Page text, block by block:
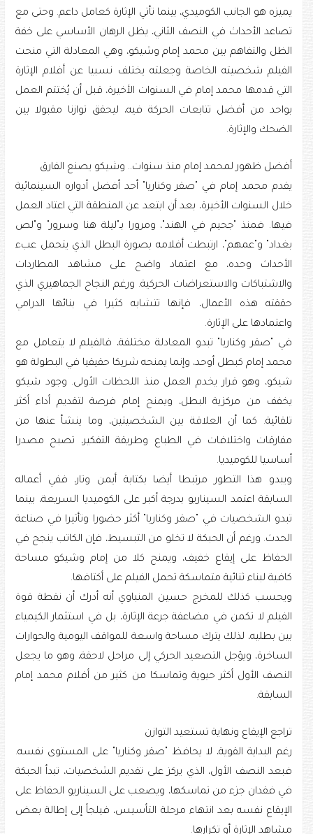
يميزه هو الجانب الكوميدي، بينما تأتي الإثارة كعامل داعم. وحتى مع
تصاعد الأحداث في النصف الثاني، يظل الرهان الأساسي على خفة
الظل والتفاهم بين محمد إمام وشيكو، وهي المعادلة التي منحت
الفيلم شخصيته الخاصة وجعلته يختلف نسبيا عن أفلام الإثارة
التي قدمها محمد إمام في السنوات الأخيرة، قبل أن يُختتم العمل
بواحد من أفضل تتابعات الحركة فيه، ليحقق توازنا مقبولا بين
الضحك والإثارة.
أفضل ظهور لمحمد إمام منذ سنوات.. وشيكو يصنع الفارق
يقدم محمد إمام في "صقر وكناريا" أحد أفضل أدواره السينمائية
خلال السنوات الأخيرة، بعد أن ابتعد عن المنطقة التي اعتاد العمل
فيها. فمنذ "جحيم في الهند"، ومرورا بـ"ليلة هنا وسرور" و"لص
بغداد" و"عمهم"، ارتبطت أفلامه بصورة البطل الذي يتحمل عبء
الأحداث وحده، مع اعتماد واضح على مشاهد المطاردات
والاشتباكات والاستعراضات الحركية. ورغم النجاح الجماهيري الذي
حققته هذه الأعمال، فإنها تتشابه كثيرا في بنائها الدرامي
واعتمادها على الإثارة.
في "صقر وكناريا" تبدو المعادلة مختلفة، فالفيلم لا يتعامل مع
محمد إمام كبطل أوحد، وإنما يمنحه شريكا حقيقيا في البطولة هو
شيكو، وهو قرار يخدم العمل منذ اللحظات الأولى. وجود شيكو
يخفف من مركزية البطل، ويمنح إمام فرصة لتقديم أداء أكثر
تلقائية. كما أن العلاقة بين الشخصيتين، وما ينشأ عنها من
مفارقات واختلافات في الطباع وطريقة التفكير، تصبح مصدرا
أساسيا للكوميديا.
ويبدو هذا التطور مرتبطا أيضا بكتابة أيمن وتار، ففي أعماله
السابقة اعتمد السيناريو بدرجة أكبر على الكوميديا السريعة، بينما
تبدو الشخصيات في "صقر وكناريا" أكثر حضورا وتأثيرا في صناعة
الحدث. ورغم أن الحبكة لا تخلو من التبسيط، فإن الكاتب ينجح في
الحفاظ على إيقاع خفيف، ويمنح كلا من إمام وشيكو مساحة
كافية لبناء ثنائية متماسكة تحمل الفيلم على أكتافها.
ويحسب كذلك للمخرج حسين المنباوي أنه أدرك أن نقطة قوة
الفيلم لا تكمن في مضاعفة جرعة الإثارة، بل في استثمار الكيمياء
بين بطليه، لذلك يترك مساحة واسعة للمواقف اليومية والحوارات
الساخرة، ويؤجل التصعيد الحركي إلى مراحل لاحقة، وهو ما يجعل
النصف الأول أكثر حيوية وتماسكا من كثير من أفلام محمد إمام
السابقة.
تراجع الإيقاع ونهاية تستعيد التوازن
رغم البداية القوية، لا يحافظ "صقر وكناريا" على المستوى نفسه.
فبعد النصف الأول، الذي يركز على تقديم الشخصيات، تبدأ الحبكة
في فقدان جزء من تماسكها، ويصعب على السيناريو الحفاظ على
الإيقاع نفسه بعد انتهاء مرحلة التأسيس، فيلجأ إلى إطالة بعض
مشاهد الإثارة أو تكرارها.